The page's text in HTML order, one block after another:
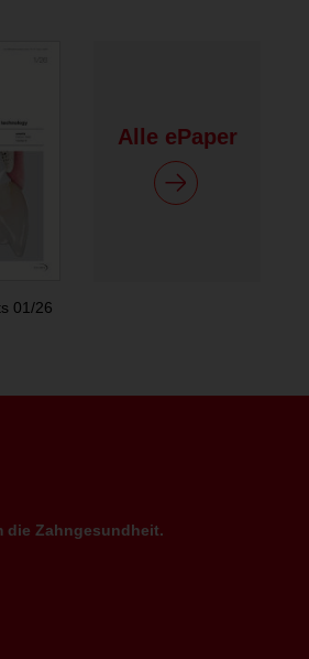
01/26
Alle ePaper
die Zahngesundheit.